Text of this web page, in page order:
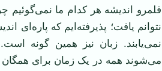
قلمرو اندیشه هر کدام ما نمی‌گوئیم
نتوانم یافت؛ پذیرفته‌ایم که پاره‌ای
نمی‌یابند. زبان نیز همین گونه
می‌شوند همه در یک زمان برای همگان